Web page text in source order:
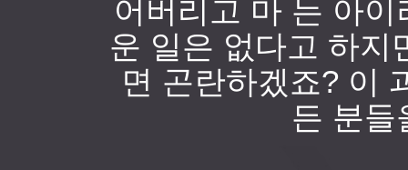
어버리고 마 는 아
운 일은 없다고 하지
면 곤란하겠죠? 이
든 분들